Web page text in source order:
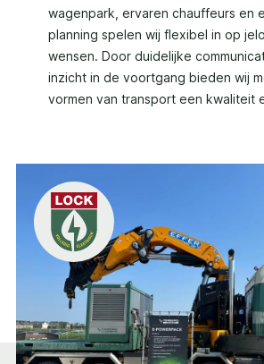
wagenpark, ervaren chauffeurs en
planning spelen wij flexibel in op
wensen. Door duidelijke
inzicht in de voortgang bieden wij
vormen van transport een kwaliteit